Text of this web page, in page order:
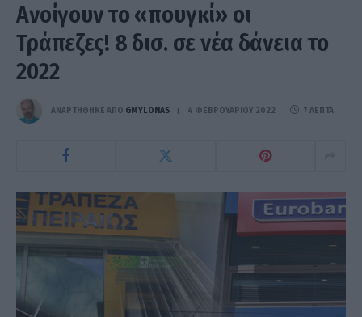
Ανοίγουν το «πουγκί» οι
Τράπεζες! 8 δισ. σε νέα δάνεια το
2022
ΑΝΑΡΤΗΘΗΚΕ ΑΠΟ GMYLONAS 4 ΦΕΒΡΟΥΑΡΊΟΥ 2022 7 ΛΕΠΤΆ